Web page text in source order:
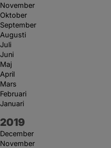
November
Oktober
September
Augusti
Juli
Juni
Maj
April
Mars
Februari
Januari
År:
2019
December
November